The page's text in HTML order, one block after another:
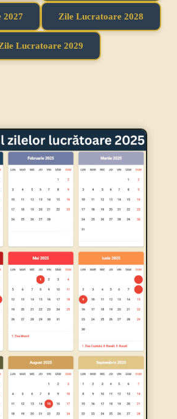
2027 Zile Lucratoare 2028
Lucratoare 2029